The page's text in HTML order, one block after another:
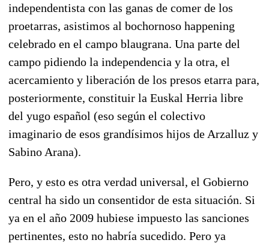
independentista con las ganas de comer de los
proetarras, asistimos al bochornoso happening
celebrado en el campo blaugrana. Una parte del
campo pidiendo la independencia y la otra, el
acercamiento y liberación de los presos etarra para,
posteriormente, constituir la Euskal Herria libre
del yugo español (eso según el colectivo
imaginario de esos grandísimos hijos de Arzalluz y
Sabino Arana).
Pero, y esto es otra verdad universal, el Gobierno
central ha sido un consentidor de esta situación. Si
ya en el año 2009 hubiese impuesto las sanciones
pertinentes, esto no habría sucedido. Pero ya